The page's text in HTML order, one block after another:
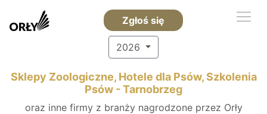
Zgłoś się
2026
Sklepy Zoologiczne, Hotele dla Psów, Szkolenia
Psów - Tarnobrzeg
oraz inne firmy z branży nagrodzone przez Orły